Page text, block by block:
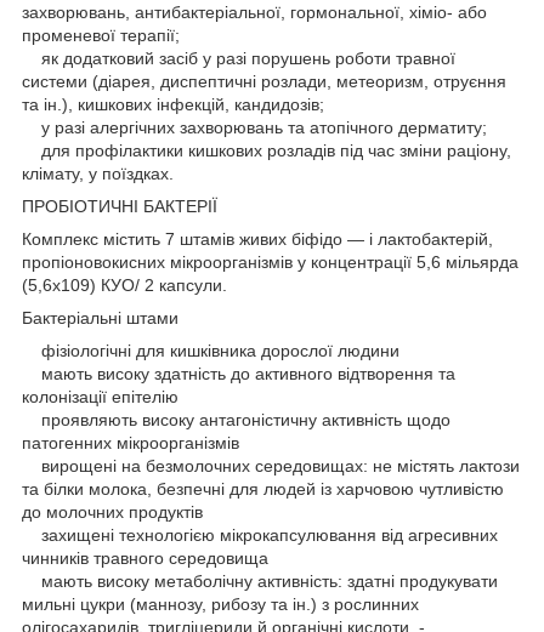
захворювань, антибактеріальної, гормональної, хіміо- або
променевої терапії;
як додатковий засіб у разі порушень роботи травної
системи (діарея, диспептичні розлади, метеоризм, отруєння
та ін.), кишкових інфекцій, кандидозів;
у разі алергічних захворювань та атопічного дерматиту;
для профілактики кишкових розладів під час зміни раціону,
клімату, у поїздках.
ПРОБІОТИЧНІ БАКТЕРІЇ
Комплекс містить 7 штамів живих біфідо — і лактобактерій,
пропіоновокисних мікроорганізмів у концентрації 5,6 мільярда
(5,6x109) КУО/ 2 капсули.
Бактеріальні штами
фізіологічні для кишківника дорослої людини
мають високу здатність до активного відтворення та
колонізації епітелію
проявляють високу антагоністичну активність щодо
патогенних мікроорганізмів
вирощені на безмолочних середовищах: не містять лактози
та білки молока, безпечні для людей із харчовою чутливістю
до молочних продуктів
захищені технологією мікрокапсулювання від агресивних
чинників травного середовища
мають високу метаболічну активність: здатні продукувати
мильні цукри (маннозу, рибозу та ін.) з рослинних
олігосахаридів, тригліцериди й органічні кислоти -